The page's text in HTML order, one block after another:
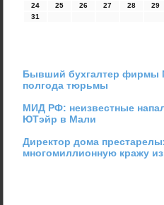
24
25 26 27 28 29
31
Бывший бухгалтер фирмы
полгода тюрьмы
МИД РФ: неизвестные
ЮТэйр в Мали
Директор дома
многомиллионную кражу